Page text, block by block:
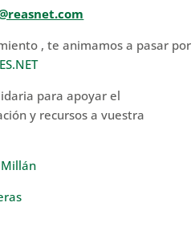
, te animamos a pasar por
para apoyar el
y recursos a vuestra
Millán